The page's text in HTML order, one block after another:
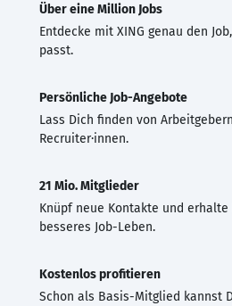
Über eine Million Jobs
Entdecke mit XING genau den
passt.
Persönliche Job-Angebote
Lass Dich finden von
Recruiter·innen.
21 Mio. Mitglieder
Knüpf neue Kontakte und
besseres Job-Leben.
Kostenlos profitieren
Schon als Basis-Mitglied kannst